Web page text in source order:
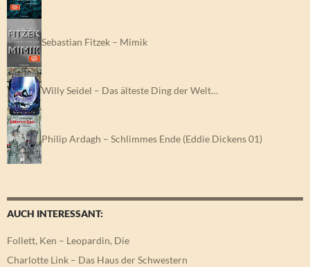
Sebastian Fitzek – Mimik
Willy Seidel – Das älteste Ding der Welt…
Philip Ardagh – Schlimmes Ende (Eddie Dickens 01)
AUCH INTERESSANT:
Follett, Ken – Leopardin, Die
Charlotte Link – Das Haus der Schwestern